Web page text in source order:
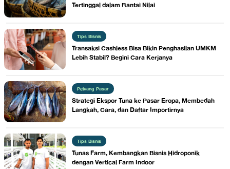
Tertinggal dalam Rantai Nilai
Tips Bisnis
Transaksi Cashless Bisa Bikin Penghasilan UMKM
Lebih Stabil? Begini Cara Kerjanya
Peluang Pasar
Strategi Ekspor Tuna ke Pasar Eropa, Membedah
Langkah, Cara, dan Daftar Importirnya
Tips Bisnis
Tunas Farm, Kembangkan Bisnis Hidroponik
dengan Vertical Farm Indoor